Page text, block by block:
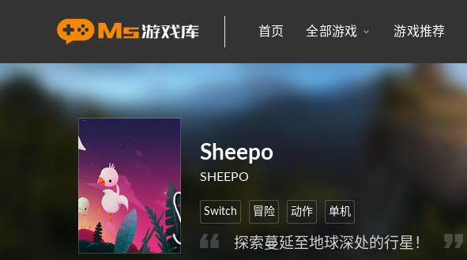
首页 全部游戏 游戏推荐
Sheepo
SHEEPO
Switch 冒险 动作 单机
探索蔓延至地球深处的行星！